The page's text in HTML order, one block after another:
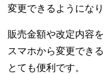
変更できるようになり
販売金額や改定内容
スマホから変更できる
とても便利です。